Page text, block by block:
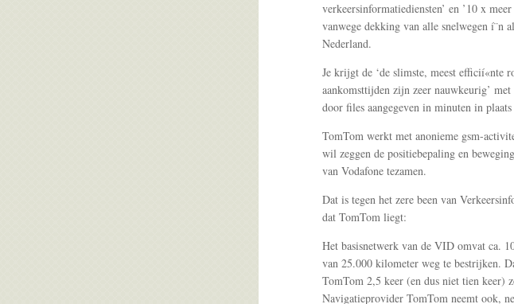
verkeersinformatiediensten’ en ’10 x
vanwege dekking van alle snelwegen í¨n
Nederland.
Je krijgt de ‘de slimste, meest efficií«nte
aankomsttijden zijn zeer nauwkeurig’
door files aangegeven in minuten in
TomTom werkt met anonieme gsm-
wil zeggen de positiebepaling en
van Vodafone tezamen.
Dat is tegen het zere been van
dat TomTom liegt:
Het basisnetwerk van de VID omvat ca.
van 25.000 kilometer weg te bestrijken.
TomTom 2,5 keer (en dus niet tien keer)
Navigatieprovider TomTom neemt ook,